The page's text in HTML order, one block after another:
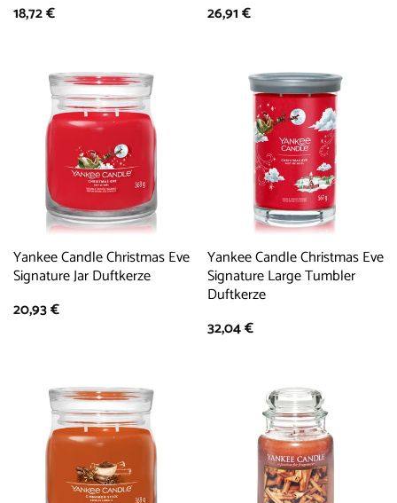
18,72€
26,91€
Yankee Candle Christmas Eve
Signature Jar Duftkerze
20,93€
Yankee Candle Christmas Eve
Signature Large Tumbler
Duftkerze
32,04€